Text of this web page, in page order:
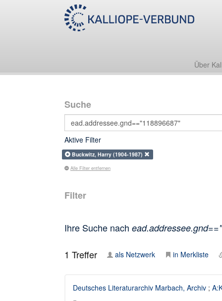
Über
Suche
Aktive Filter
Buckwitz, Harry (1904-1987)
Alle Filter entfernen
Filter
Ihre Suche nach
1 Treffer als Netzwerk in Merkliste
Deutsches Literaturarchiv Marbach, Archiv ;